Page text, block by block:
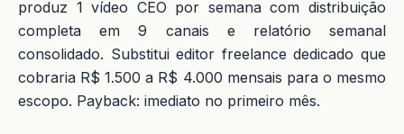
produz 1 vídeo CEO por semana com distribuição
completa em 9 canais e relatório semanal
consolidado. Substitui editor freelance dedicado que
cobraria R$ 1.500 a R$ 4.000 mensais para o mesmo
escopo. Payback: imediato no primeiro mês.